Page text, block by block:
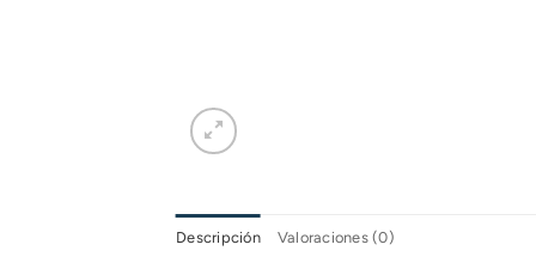
Descripción Valoraciones (0)